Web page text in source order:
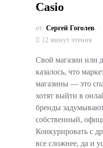
Casio
от Сергей Гоголев
12 минут чтения
Свой магазин или
казалось, что
магазины — это
хотят выйти в
бренды
собственный,
Конкурировать с
все сложнее, да и